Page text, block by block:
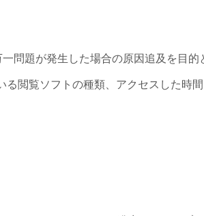
題が発生した場合の原因追及を目的
閲覧ソフトの種類、アクセスした時